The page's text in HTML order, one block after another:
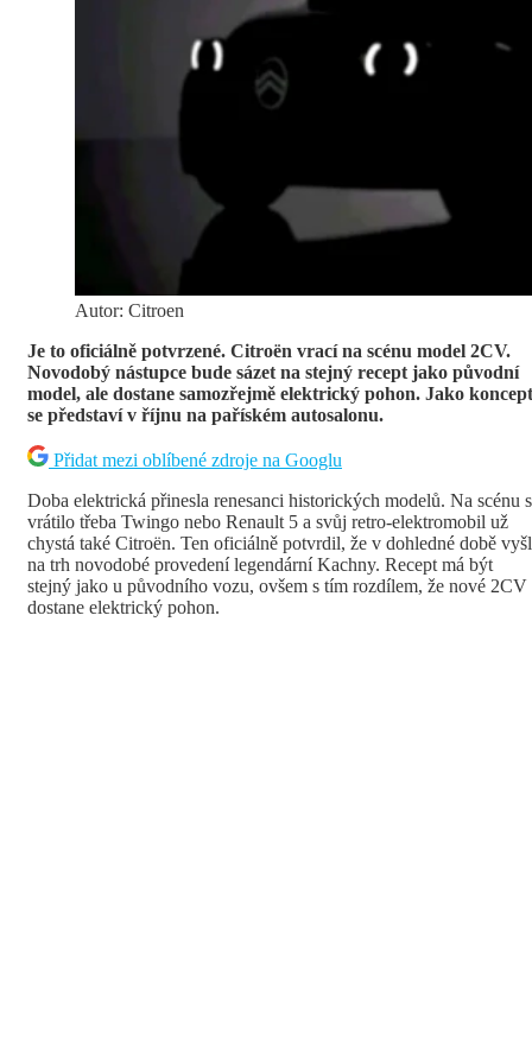
Autor: Citroen
Je to oficiálně potvrzené. Citroën vrací na scénu model 2CV.
Novodobý nástupce bude sázet na stejný recept jako původní
model, ale dostane samozřejmě elektrický pohon. Jako koncept
se představí v říjnu na paříském autosalonu.
Přidat mezi oblíbené zdroje na Googlu
Doba elektrická přinesla renesanci historických modelů. Na scénu
vrátilo třeba Twingo nebo Renault 5 a svůj retro-elektromobil už
chystá také Citroën. Ten oficiálně potvrdil, že v dohledné době
na trh novodobé provedení legendární Kachny. Recept má být
stejný jako u původního vozu, ovšem s tím rozdílem, že nové 2CV
dostane elektrický pohon.